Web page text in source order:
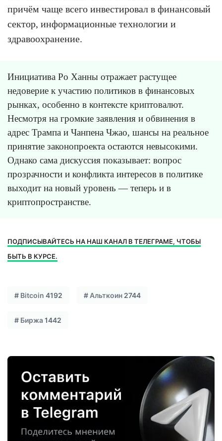
причём чаще всего инвестировал в финансовый
сектор, информационные технологии и
здравоохранение.
Инициатива Ро Ханны отражает растущее
недоверие к участию политиков в финансовых
рынках, особенно в контексте криптовалют.
Несмотря на громкие заявления и обвинения в
адрес Трампа и Чанпена Чжао, шансы на реальное
принятие законопроекта остаются невысокими.
Однако сама дискуссия показывает: вопрос
прозрачности и конфликта интересов в политике
выходит на новый уровень — теперь и в
криптопространстве.
ПОДПИСЫВАЙТЕСЬ НА НАШ КАНАЛ В ТЕЛЕГРАМЕ, ЧТОБЫ
БЫТЬ В КУРСЕ.
# Bitcoin 4192 # Альткоин 2744
# Биржа 1442